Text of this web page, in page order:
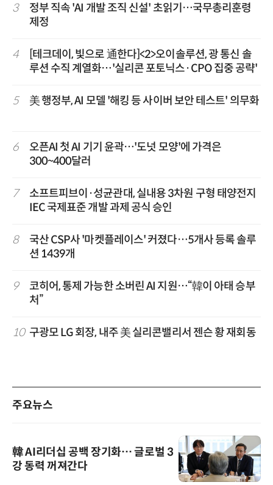
3
정부 직속 'AI 개발 조직 신설' 초읽기…국무총리훈령
제정
4
[테크데이, 빛으로 通한다]<2>오이솔루션, 광 통신 솔
루션 수직 계열화…'실리콘 포토닉스·CPO 집중 공략'
5 美 행정부, AI 모델 '해킹 등 사이버 보안 테스트' 의무화
6
오픈AI 첫 AI 기기 윤곽…'도넛 모양'에 가격은
300~400달러
7
소프트피브이·성균관대, 실내용 3차원 구형 태양전지
IEC 국제표준 개발 과제 공식 승인
8
국산 CSP사 '마켓플레이스' 커졌다…5개사 등록 솔루
션 1439개
9
코히어, 통제 가능한 소버린 AI 지원…“韓이 아태 승부
처”
10 구광모 LG 회장, 내주 美 실리콘밸리서 젠슨 황 재회동
주요뉴스
韓 AI리더십 공백 장기화… 글로벌 3
강 동력 꺼져간다